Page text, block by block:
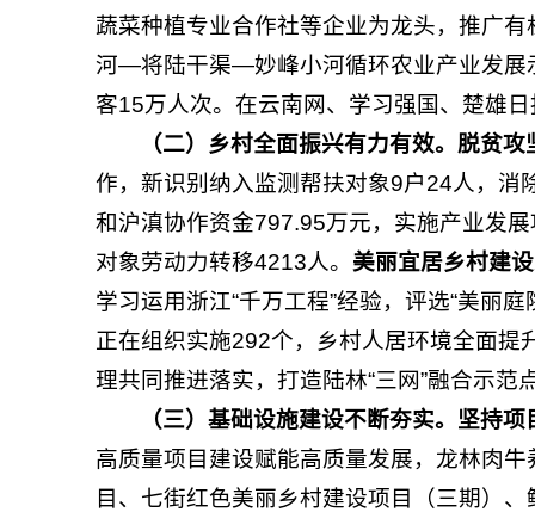
蔬菜种植专业合作社等企业为龙头，推广
河—将陆干渠—妙峰小河循环农业产业发展
客15万人次。在云南网、学习强国、楚雄
（二）乡村全面振兴有力有效。 脱贫攻
作，新识别纳入监测帮扶对象9户24人，消
和沪滇协作资金797.95万元，实施产业发
对象劳动力转移4213人。 美丽宜居乡村建
学习运用浙江“千万工程”经验，评选“美丽
正在组织实施292个，乡村人居环境全面提
理共同推进落实，打造陆林“三网”融合示
（三）基础设施建设不断夯实。 坚持项
高质量项目建设赋能高质量发展，龙林肉
目、七街红色美丽乡村建设项目（三期）